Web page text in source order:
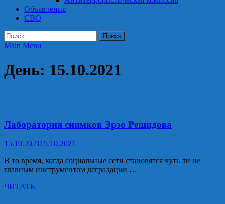
Объявления
СВО
Найти:
Main Menu
День: 15.10.2021
Лаборатория снимков Эрзо Решидова
15.10.202115.10.2021
В то время, когда социальные сети становятся чуть ли не
главным инструментом деградации …
Лаборатория
ЧИТАТЬ